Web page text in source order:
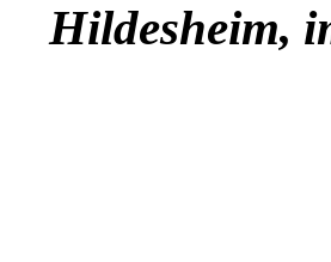
Hildesheim,